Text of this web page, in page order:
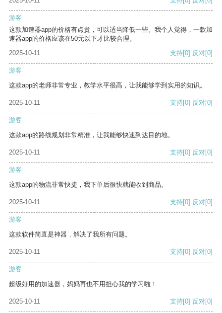
游客
这款加速器app的价格有点贵，可以适当降低一些。我个人觉得，一款加
速器app的价格应该在50元以下才比较合理。
2025-10-11
支持[0] 反对[0]
游客
这款app的老师非常专业，教学水平很高，让我能够学到实用的知识。
2025-10-11 支持[0] 反对[0]
游客
这款app的路线规划非常精准，让我能够快速到达目的地。
2025-10-11 支持[0] 反对[0]
游客
这款app的物流非常快捷，我下单后很快就能收到商品。
2025-10-11 支持[0] 反对[0]
游客
这款软件简直是神器，解决了我所有问题。
2025-10-11 支持[0] 反对[0]
游客
超级好用的加速器，妈妈再也不用担心我的学习啦！
2025-10-11 支持[0] 反对[0]